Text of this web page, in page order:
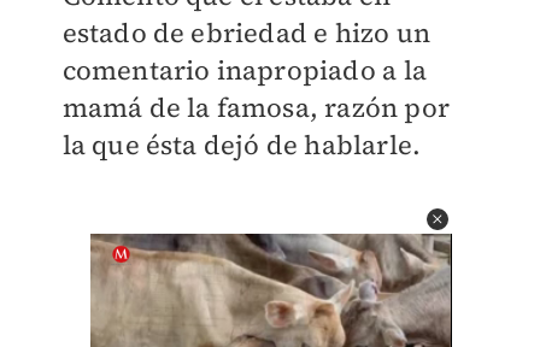
estado de ebriedad e hizo un
comentario inapropiado a la
mamá de la famosa, razón por
la que ésta dejó de hablarle.